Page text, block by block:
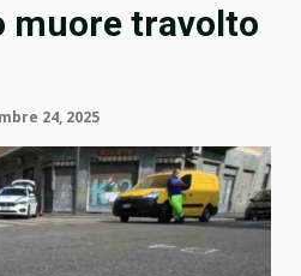
muore travolto
24, 2025